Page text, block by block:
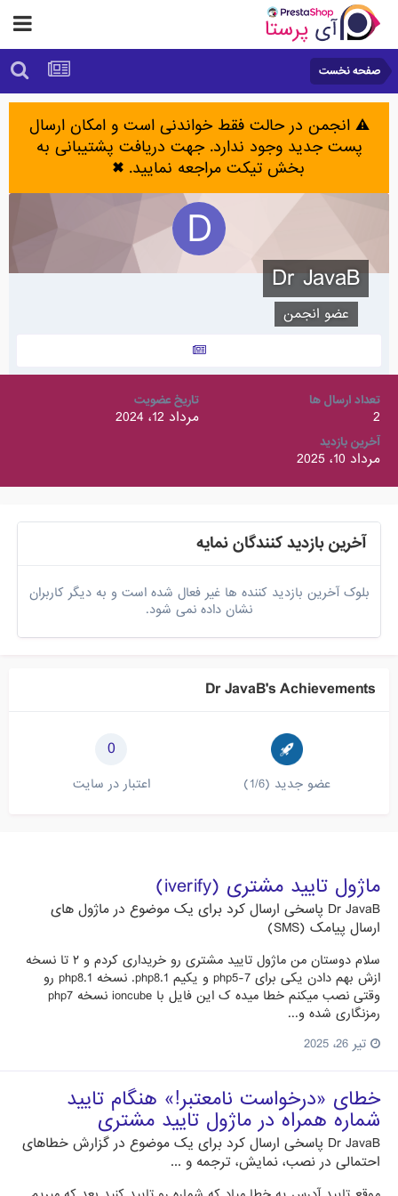
صفحه نخست
⚠️ انجمن در حالت فقط خواندنی است و امکان ارسال
پست جدید وجود ندارد. جهت دریافت پشتیبانی به
بخش تیکت مراجعه نمایید.✖
Dr JavaB
عضو انجمن
تعداد ارسال ها
2
تاریخ عضویت
مرداد 12، 2024
آخرین بازدید
مرداد 10، 2025
آخرین بازدید کنندگان نمایه
بلوک آخرین بازدید کننده ها غیر فعال شده است و به دیگر کاربران
نشان داده نمی شود.
Dr JavaB's Achievements
عضو جدید (1/6)
0
اعتبار در سایت
ماژول تایید مشتری (iverify)
Dr JavaB پاسخی ارسال کرد برای یک موضوع در ماژول های
ارسال پیامک (SMS)
سلام دوستان من ماژول تایید مشتری رو خریداری کردم و ۲ تا نسخه
ازش بهم دادن یکی برای php5-7 و یکیم php8.1. نسخه php8.1 رو
وقتی نصب میکنم خطا میده ک این فایل با ioncube نسخه php7
رمزنگاری شده و...
تیر 26، 2025
خطای «درخواست نامعتبر!» هنگام تایید
شماره همراه در ماژول تایید مشتری
Dr JavaB پاسخی ارسال کرد برای یک موضوع در گزارش خطاهای
احتمالی در نصب، نمایش، ترجمه و ...